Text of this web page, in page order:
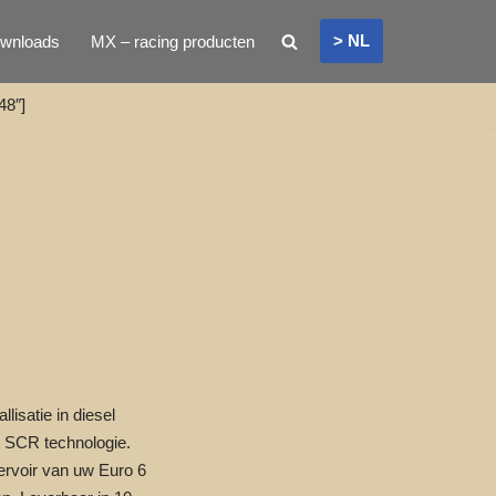
MX – racing producten > NL
in diesel
technologie.
van uw Euro 6